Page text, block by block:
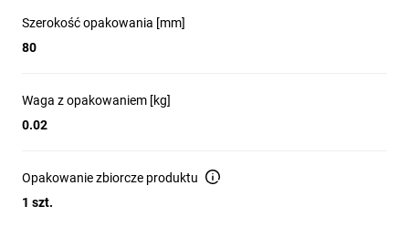
Szerokość opakowania [mm]
80
Waga z opakowaniem [kg]
0.02
Opakowanie zbiorcze produktu
1 szt.